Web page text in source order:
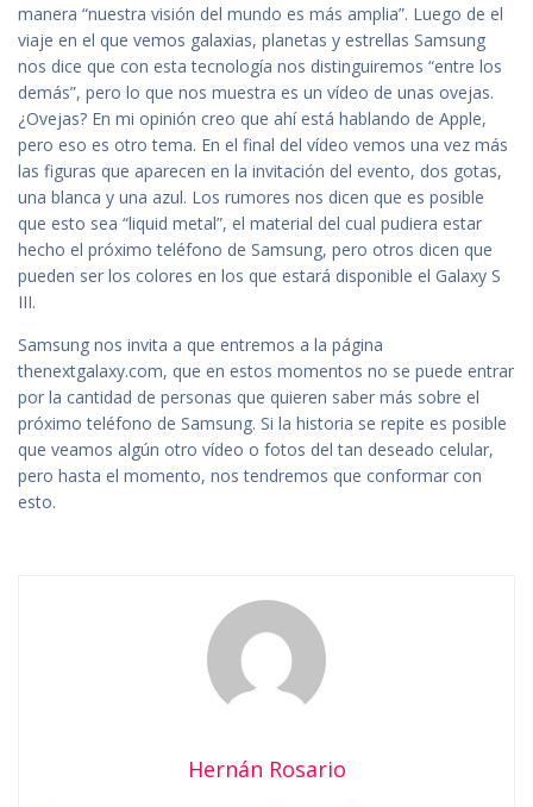
manera “nuestra visión del mundo es más amplia”. Luego de el
viaje en el que vemos galaxias, planetas y estrellas Samsung
nos dice que con esta tecnología nos distinguiremos “entre los
demás”, pero lo que nos muestra es un vídeo de unas ovejas.
¿Ovejas? En mi opinión creo que ahí está hablando de Apple,
pero eso es otro tema. En el final del vídeo vemos una vez más
las figuras que aparecen en la invitación del evento, dos gotas,
una blanca y una azul. Los rumores nos dicen que es posible
que esto sea “liquid metal”, el material del cual pudiera estar
hecho el próximo teléfono de Samsung, pero otros dicen que
pueden ser los colores en los que estará disponible el Galaxy S
III.
Samsung nos invita a que entremos a la página
thenextgalaxy.com, que en estos momentos no se puede entrar
por la cantidad de personas que quieren saber más sobre el
próximo teléfono de Samsung. Si la historia se repite es posible
que veamos algún otro vídeo o fotos del tan deseado celular,
pero hasta el momento, nos tendremos que conformar con
esto.
Hernán Rosario